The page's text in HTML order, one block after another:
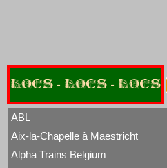
LOCS - LOCS - LOCS
ABL
Tout ABL
Baldwin
Brigadelok
Aix-la-Chapelle à Maestricht
Tout Aix-la-Chapelle à Maestricht
Alpha Trains Belgium